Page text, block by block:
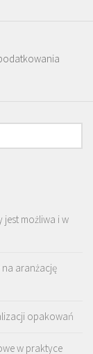
jest możliwa i w
na aranżację
opakowań
w praktyce